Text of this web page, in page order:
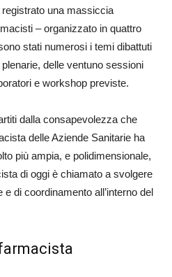
una massiccia
– organizzato in quattro
stati numerosi i temi dibattuti
delle ventuno sessioni
e workshop previste.
dalla consapevolezza che
delle Aziende Sanitarie ha
più ampia, e polidimensionale,
di oggi è chiamato a svolgere
di coordinamento all’interno del